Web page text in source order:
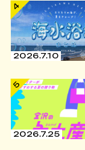
4
2026.7.10
5
2026.7.25